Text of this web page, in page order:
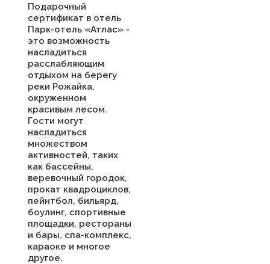
Подарочный
сертификат в отель
Парк-отель «Атлас» -
это возможность
насладиться
расслабляющим
отдыхом на берегу
реки Рожайка,
окруженном
красивым лесом.
Гости могут
насладиться
множеством
активностей, таких
как бассейны,
веревочный городок,
прокат квадроциклов,
пейнтбол, бильярд,
боулинг, спортивные
площадки, рестораны
и бары, спа-комплекс,
караоке и многое
другое.